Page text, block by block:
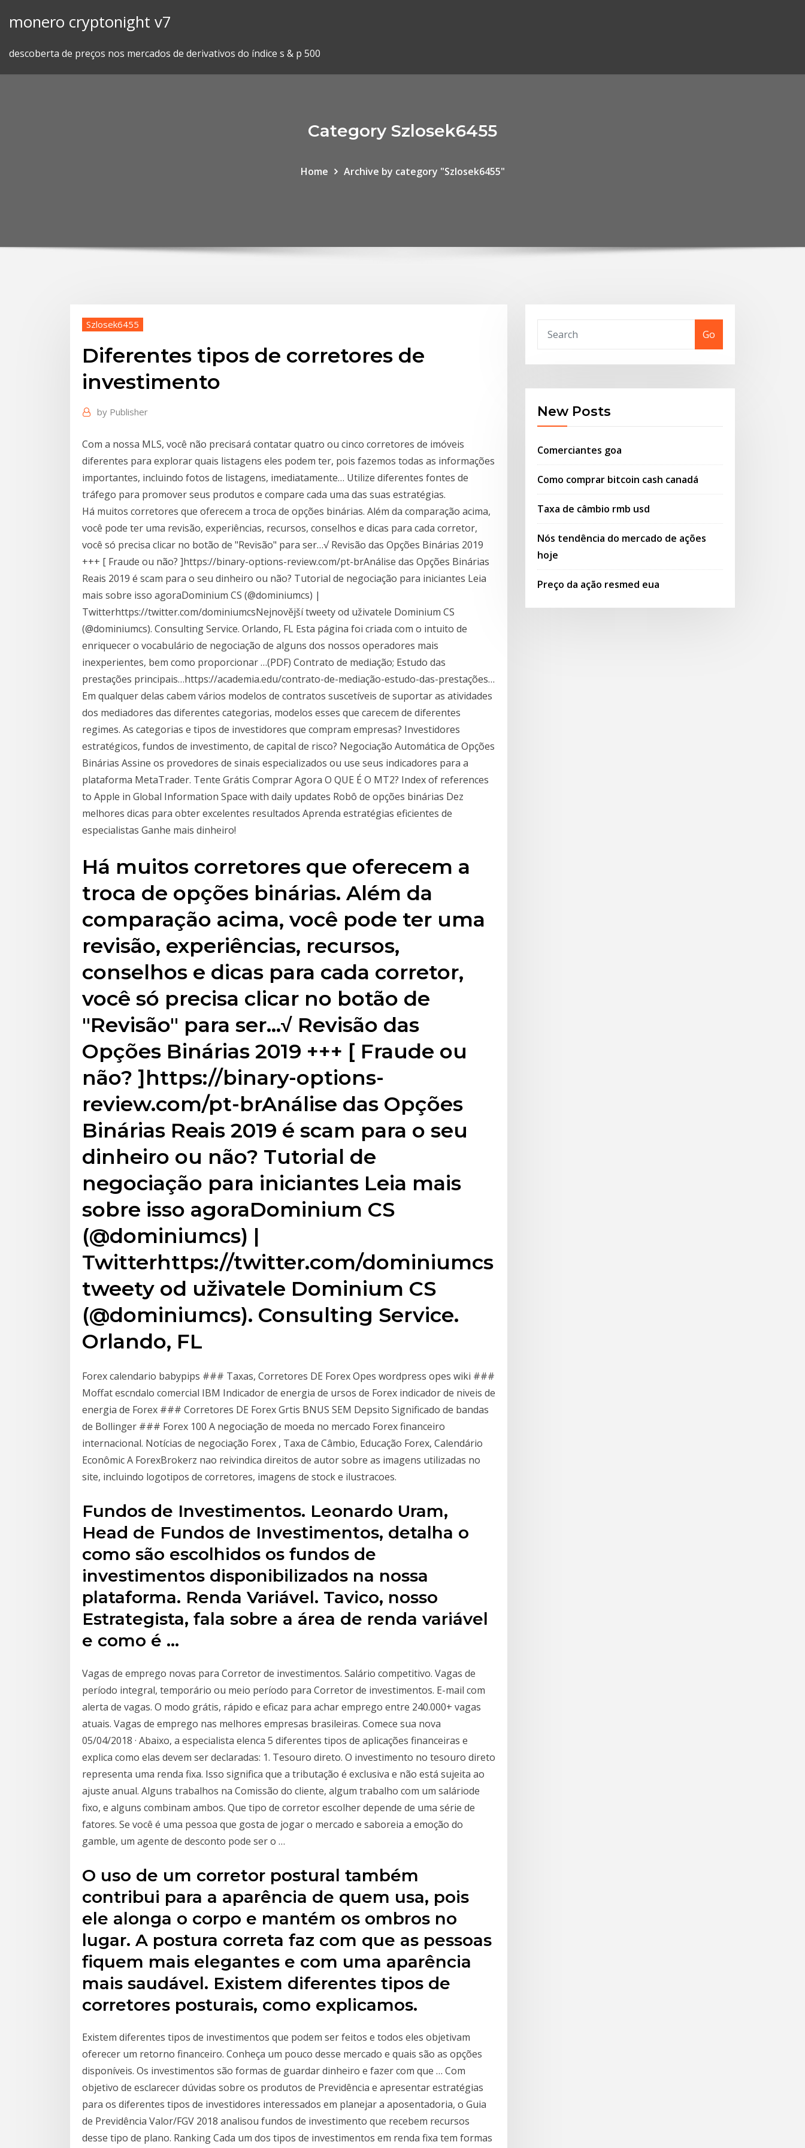
monero cryptonight v7
descoberta de preços nos mercados de derivativos do índice s & p 500
Category Szlosek6455
Home Archive by category "Szlosek6455"
Szlosek6455
Diferentes tipos de corretores de
investimento
by Publisher
Com a nossa MLS, você não precisará contatar quatro ou cinco corretores de imóveis
diferentes para explorar quais listagens eles podem ter, pois fazemos todas as informações
importantes, incluindo fotos de listagens, imediatamente… Utilize diferentes fontes de
tráfego para promover seus produtos e compare cada uma das suas estratégias.
Há muitos corretores que oferecem a troca de opções binárias. Além da comparação acima,
você pode ter uma revisão, experiências, recursos, conselhos e dicas para cada corretor,
você só precisa clicar no botão de "Revisão" para ser…√ Revisão das Opções Binárias 2019
+++ [ Fraude ou não? ]https://binary-options-review.com/pt-brAnálise das Opções Binárias
Reais 2019 é scam para o seu dinheiro ou não? Tutorial de negociação para iniciantes Leia
mais sobre isso agoraDominium CS (@dominiumcs) |
Twitterhttps://twitter.com/dominiumcsNejnovější tweety od uživatele Dominium CS
(@dominiumcs). Consulting Service. Orlando, FL Esta página foi criada com o intuito de
enriquecer o vocabulário de negociação de alguns dos nossos operadores mais
inexperientes, bem como proporcionar …(PDF) Contrato de mediação; Estudo das
prestações principais…https://academia.edu/contrato-de-mediação-estudo-das-prestações…
Em qualquer delas cabem vários modelos de contratos suscetíveis de suportar as atividades
dos mediadores das diferentes categorias, modelos esses que carecem de diferentes
regimes. As categorias e tipos de investidores que compram empresas? Investidores
estratégicos, fundos de investimento, de capital de risco? Negociação Automática de Opções
Binárias Assine os provedores de sinais especializados ou use seus indicadores para a
plataforma MetaTrader. Tente Grátis Comprar Agora O QUE É O MT2? Index of references
to Apple in Global Information Space with daily updates Robô de opções binárias Dez
melhores dicas para obter excelentes resultados Aprenda estratégias eficientes de
especialistas Ganhe mais dinheiro!
Há muitos corretores que oferecem a
troca de opções binárias. Além da
comparação acima, você pode ter uma
revisão, experiências, recursos,
conselhos e dicas para cada corretor,
você só precisa clicar no botão de
"Revisão" para ser…√ Revisão das
Opções Binárias 2019 +++ [ Fraude ou
não? ]https://binary-options-
review.com/pt-brAnálise das Opções
Binárias Reais 2019 é scam para o seu
dinheiro ou não? Tutorial de
negociação para iniciantes Leia mais
sobre isso agoraDominium CS
(@dominiumcs) |
Twitterhttps://twitter.com/dominiumcsNejnovější
tweety od uživatele Dominium CS
(@dominiumcs). Consulting Service.
Orlando, FL
Forex calendario babypips ### Taxas, Corretores DE Forex Opes wordpress opes wiki ###
Moffat escndalo comercial IBM Indicador de energia de ursos de Forex indicador de niveis de
energia de Forex ### Corretores DE Forex Grtis BNUS SEM Depsito Significado de bandas
de Bollinger ### Forex 100 A negociação de moeda no mercado Forex financeiro
internacional. Notícias de negociação Forex , Taxa de Câmbio, Educação Forex, Calendário
Econômic A ForexBrokerz nao reivindica direitos de autor sobre as imagens utilizadas no
site, incluindo logotipos de corretores, imagens de stock e ilustracoes.
Fundos de Investimentos. Leonardo Uram,
Head de Fundos de Investimentos, detalha o
como são escolhidos os fundos de
investimentos disponibilizados na nossa
plataforma. Renda Variável. Tavico, nosso
Estrategista, fala sobre a área de renda variável
e como é …
Vagas de emprego novas para Corretor de investimentos. Salário competitivo. Vagas de
período integral, temporário ou meio período para Corretor de investimentos. E-mail com
alerta de vagas. O modo grátis, rápido e eficaz para achar emprego entre 240.000+ vagas
atuais. Vagas de emprego nas melhores empresas brasileiras. Comece sua nova
05/04/2018 · Abaixo, a especialista elenca 5 diferentes tipos de aplicações financeiras e
explica como elas devem ser declaradas: 1. Tesouro direto. O investimento no tesouro direto
representa uma renda fixa. Isso significa que a tributação é exclusiva e não está sujeita ao
ajuste anual. Alguns trabalhos na Comissão do cliente, algum trabalho com um saláriode
fixo, e alguns combinam ambos. Que tipo de corretor escolher depende de uma série de
fatores. Se você é uma pessoa que gosta de jogar o mercado e saboreia a emoção do
gamble, um agente de desconto pode ser o …
O uso de um corretor postural também
contribui para a aparência de quem usa, pois
ele alonga o corpo e mantém os ombros no
lugar. A postura correta faz com que as pessoas
fiquem mais elegantes e com uma aparência
mais saudável. Existem diferentes tipos de
corretores posturais, como explicamos.
Existem diferentes tipos de investimentos que podem ser feitos e todos eles objetivam
oferecer um retorno financeiro. Conheça um pouco desse mercado e quais são as opções
disponíveis. Os investimentos são formas de guardar dinheiro e fazer com que … Com
objetivo de esclarecer dúvidas sobre os produtos de Previdência e apresentar estratégias
para os diferentes tipos de investidores interessados em planejar a aposentadoria, o Guia
de Previdência Valor/FGV 2018 analisou fundos de investimento que recebem recursos
desse tipo de plano. Ranking Cada um dos tipos de investimentos em renda fixa tem formas
Go
New Posts
Comerciantes goa
Como comprar bitcoin cash canadá
Taxa de câmbio rmb usd
Nós tendência do mercado de ações
hoje
Preço da ação resmed eua